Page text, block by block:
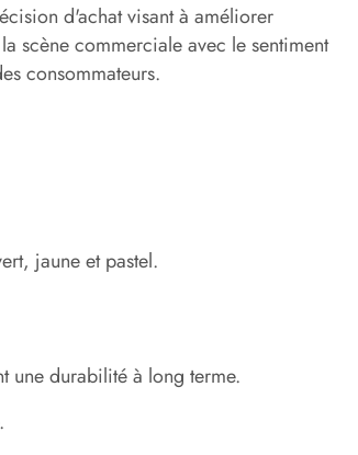
d'achat visant à améliorer
scène commerciale avec le sentiment
consommateurs.
jaune et pastel.
une durabilité à long terme.